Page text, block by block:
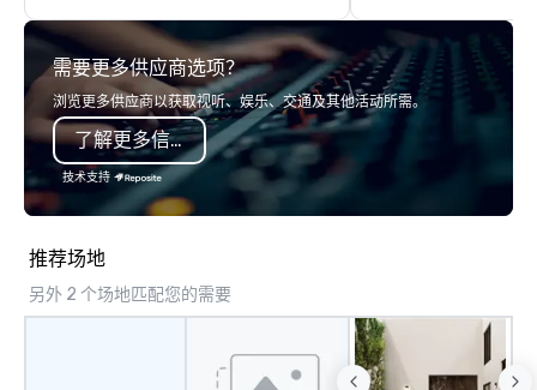
think like a Silicon
explore the mindsets
world's fastest-
or walk away with a
innovation playbook,
Fully customizable by
需要更多供应商选项？
浏览更多供应商以获取视听、娱乐、交通及其他活动所需。
了解更多信息
技术支持
推荐场地
另外 2 个场地匹配您的需要